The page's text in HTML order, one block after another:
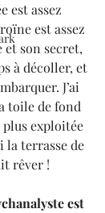
est assez
est assez
son secret,
à décoller, et
J’ai
toile de fond
exploitée
la terrasse de
rêver !
est